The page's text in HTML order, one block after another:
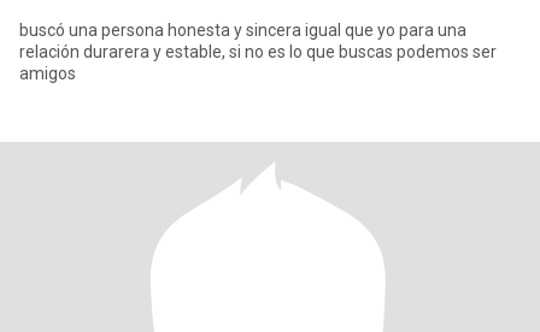
buscó una persona honesta y sincera igual que yo para una
relación durarera y estable, si no es lo que buscas podemos ser
amigos